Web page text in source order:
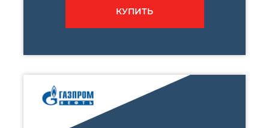
КУПИТЬ